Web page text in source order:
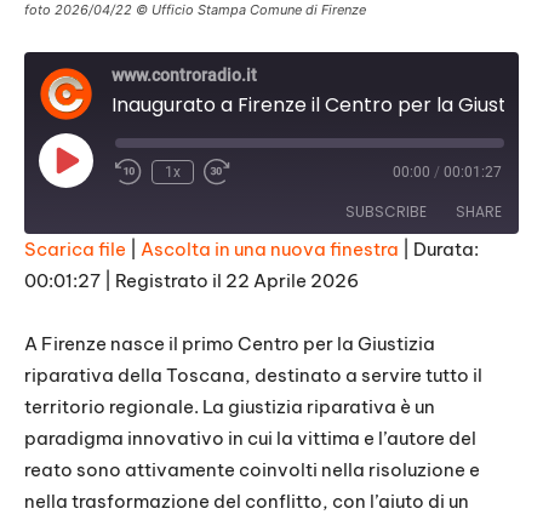
foto 2026/04/22 © Ufficio Stampa Comune di Firenze
www.controradio.it
Play
Episode
1x 00:00 / 00:01:27
SUBSCRIBE SHARE
SHARE
LINK
EMBED
Scarica file Ascolta in una nuova finestra
Durata:
00:01:27
Registrato il 22 Aprile 2026
A Firenze nasce il primo Centro per la Giustizia
riparativa della Toscana, destinato a servire tutto il
territorio regionale. La giustizia riparativa è un
paradigma innovativo in cui la vittima e l’autore del
reato sono attivamente coinvolti nella risoluzione e
nella trasformazione del conflitto, con l’aiuto di un